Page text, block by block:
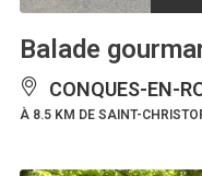
Balade
CONQUES-EN-
À 8.5 KM DE SAINT-